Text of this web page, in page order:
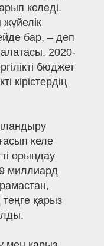
келеді.
бар, – деп
2020-
бюджет
кірістердің
келе
орындау
миллиард
қарыз